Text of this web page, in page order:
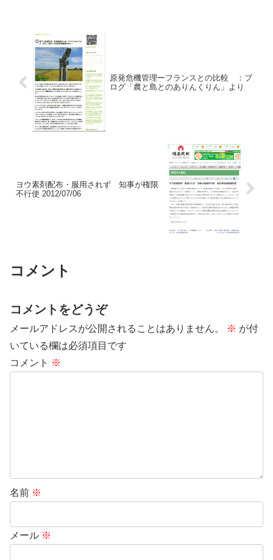
原発危機管理ーフランスとの比較 ：ブ
ログ「農と島とのありんくりん」より
ヨウ素剤配布・服用されず 知事が権限
不行使 2012/07/06
コメント
コメントをどうぞ
メールアドレスが公開されることはありません。 ※ が付
いている欄は必須項目です
コメント ※
名前 ※
メール ※